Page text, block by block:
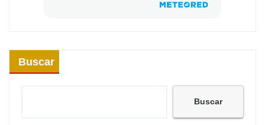
Buscar
Buscar